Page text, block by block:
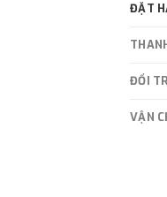
ĐẶT
ĐỔI
VẬN